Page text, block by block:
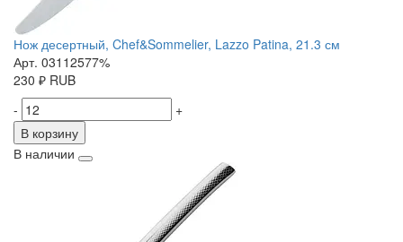
Нож десертный, Chef&Sommelier, Lazzo Patina, 21.3 см
Арт. 03112577%
230 ₽ RUB
-
+
В корзину
В наличии